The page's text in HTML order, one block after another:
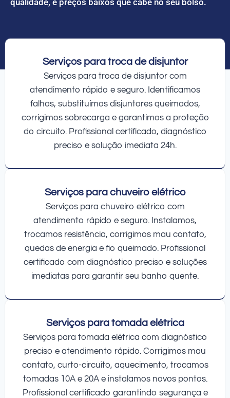
Serviços para troca de disjuntor
Serviços para troca de disjuntor com
atendimento rápido e seguro. Identificamos
falhas, substituímos disjuntores queimados,
corrigimos sobrecarga e garantimos a proteção
do circuito. Profissional certificado, diagnóstico
preciso e solução imediata 24h.
Serviços para chuveiro elétrico
Serviços para chuveiro elétrico com
atendimento rápido e seguro. Instalamos,
trocamos resistência, corrigimos mau contato,
quedas de energia e fio queimado. Profissional
certificado com diagnóstico preciso e soluções
imediatas para garantir seu banho quente.
Serviços para tomada elétrica
Serviços para tomada elétrica com diagnóstico
preciso e atendimento rápido. Corrigimos mau
contato, curto-circuito, aquecimento, trocamos
tomadas 10A e 20A e instalamos novos pontos.
Profissional certificado garantindo segurança e